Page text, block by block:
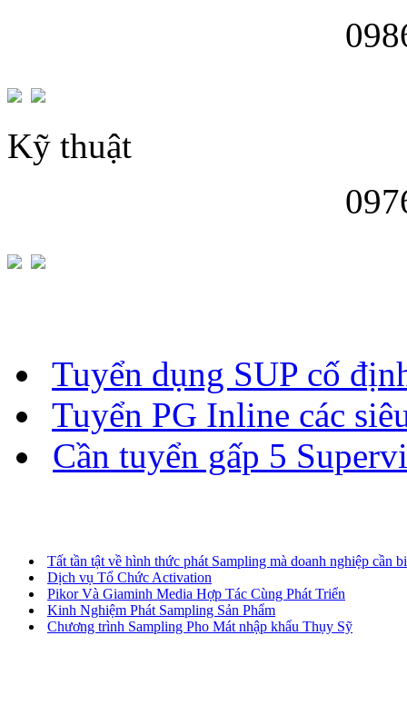
Kỹ thuật
Tuyển dụng SUP cố
Tuyển PG Inline các
Cần tuyển gấp 5
Tất tần tật về hình thức phát Sampling mà doanh nghiệp cần
Dịch vụ Tổ Chức Activation
Pikor Và Giaminh Media Hợp Tác Cùng Phát Triển
Kinh Nghiệm Phát Sampling Sản Phẩm
Chương trình Sampling Pho Mát nhập khẩu Thụy Sỹ